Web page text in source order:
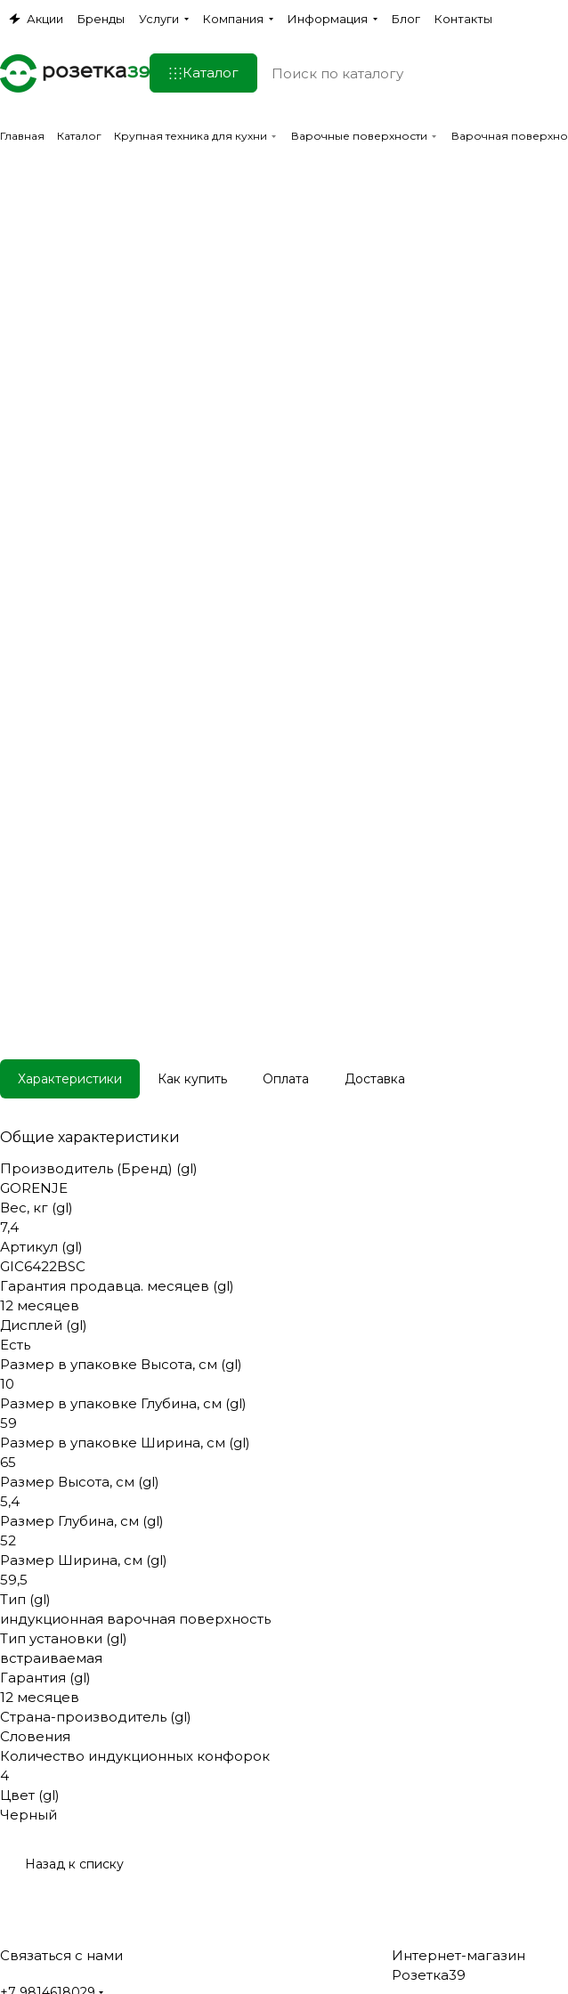
Акции Бренды Услуги Компания Информация Блог Контакты
Каталог
Главная Каталог Крупная техника для кухни Варочные поверхности Варочная
Характеристики Как купить Оплата Доставка
Общие характеристики
Производитель (Бренд) (gl)
GORENJE
Вес, кг (gl)
7,4
Артикул (gl)
GIC6422BSC
Гарантия продавца. месяцев (gl)
12 месяцев
Дисплей (gl)
Есть
Размер в упаковке Высота, см (gl)
10
Размер в упаковке Глубина, см (gl)
59
Размер в упаковке Ширина, см (gl)
65
Размер Высота, см (gl)
5,4
Размер Глубина, см (gl)
52
Размер Ширина, см (gl)
59,5
Тип (gl)
индукционная варочная поверхность
Тип установки (gl)
встраиваемая
Гарантия (gl)
12 месяцев
Страна-производитель (gl)
Словения
Количество индукционных конфорок
4
Цвет (gl)
Черный
Назад к списку
Связаться с нами
Интернет-магазин
Розетка39